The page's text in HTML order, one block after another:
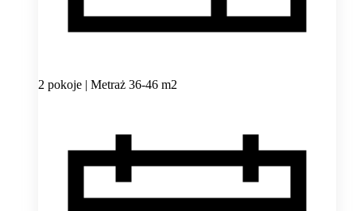
2 pokoje | Metraż 36-46 m2